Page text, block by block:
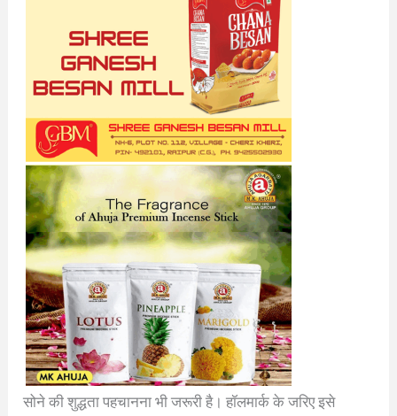
सोने की शुद्धता पहचानना भी जरूरी है। हॉलमार्क के जरिए इसे